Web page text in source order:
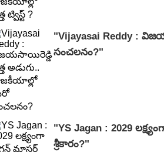
"Vijayasai Reddy :
సంచలనం?"
"YS Jagan : 2029
శ్రీకారం?"